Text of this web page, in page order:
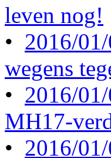
leven nog!
• 2016/
wegens
• 2016/
MH17-
• 2016/